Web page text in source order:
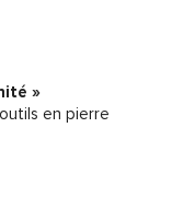
»
en pierre